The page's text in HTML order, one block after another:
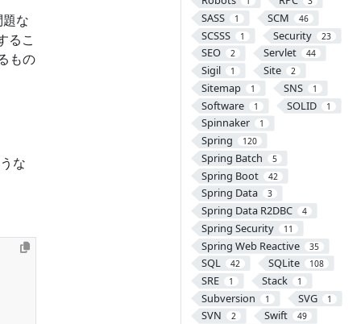
SASS 1 SCM 46
SCSSS 1 Security 23
SEO 2 Servlet 44
Sigil 1 Site 2
Sitemap 1 SNS 1
Software 1 SOLID 1
Spinnaker 1
Spring 120
Spring Batch 5
Spring Boot 42
Spring Data 3
Spring Data R2DBC 4
Spring Security 11
Spring Web Reactive 35
SQL 42 SQLite 108
SRE 1 Stack 1
Subversion 1 SVG 1
SVN 2 Swift 49
な
るこ
もの
な